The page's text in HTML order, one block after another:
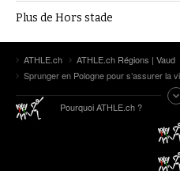
Plus de Hors stade
ATHLE.ch
ATHLE.ch Régions | Vaud
Sprunger en Pologne pour s’assurer la
Pourquoi ATHLE.ch ?